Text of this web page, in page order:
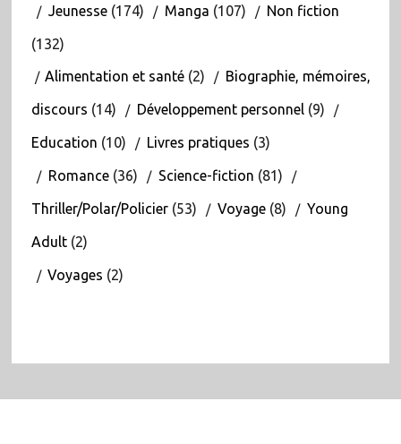
Jeunesse(174) Manga (107) Non fiction
(132)
Alimentation et santé(2) Biographie, mémoires,
discours (14) Développement personnel(9)
Education (10) Livres pratiques (3)
Romance(36) Science-fiction (81)
Thriller/Polar/Policier(53) Voyage(8) Young
Adult(2)
Voyages (2)